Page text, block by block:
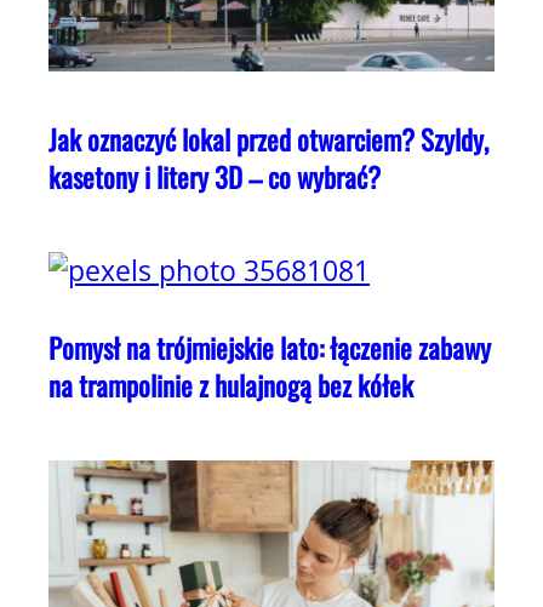
Jak oznaczyć lokal przed otwarciem? Szyldy,
kasetony i litery 3D – co wybrać?
Pomysł na trójmiejskie lato: łączenie zabawy
na trampolinie z hulajnogą bez kółek